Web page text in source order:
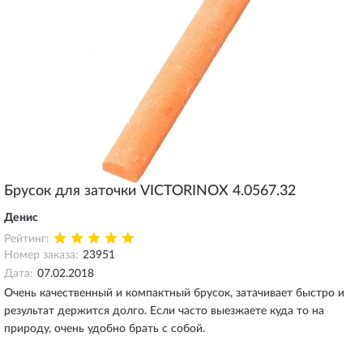
Брусок для заточки VICTORINOX 4.0567.32
Денис
Рейтинг:
Номер заказа: 23951
Дата: 07.02.2018
Очень качественный и компактный брусок, затачивает быстро и
результат держится долго. Если часто выезжаете куда то на
природу, очень удобно брать с собой.